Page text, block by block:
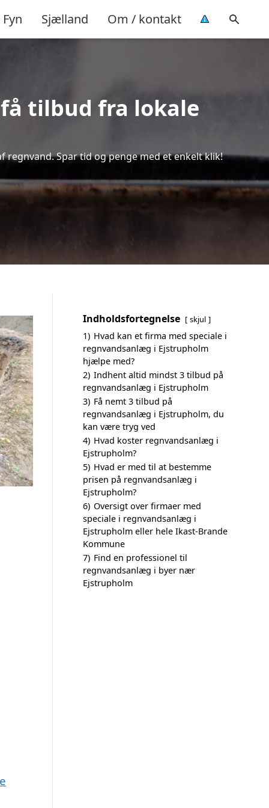
Fyn Sjælland Om / kontakt
tilbud fra lokale
Spar tid og penge med et enkelt klik!
Indholdsfortegnelse skjul
1) Hvad kan et firma med speciale i
regnvandsanlæg i Ejstrupholm
hjælpe med?
2) Indhent altid mindst 3 tilbud på
regnvandsanlæg i Ejstrupholm
3) Få nemt 3 tilbud på
regnvandsanlæg i Ejstrupholm, du
kan være tryg ved
4) Hvad koster regnvandsanlæg i
Ejstrupholm?
5) Hvad er med til at bestemme
prisen på regnvandsanlæg i
Ejstrupholm?
6) Oversigt over firmaer med
speciale i regnvandsanlæg i
Ejstrupholm eller hele Ikast-Brande
Kommune
7) Find en professionel til
regnvandsanlæg i byer nær
Ejstrupholm